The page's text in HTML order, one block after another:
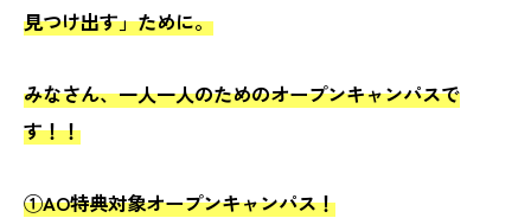
見つけ出す」ために。
みなさん、一人一人のためのオープンキャンパスで
す！！
①AO特典対象オープンキャンパス！